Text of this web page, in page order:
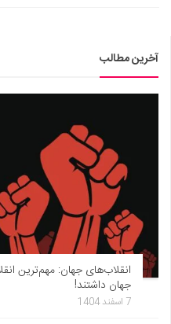
آخرین مطالب
انقلاب‌های جهان: مهم‌ترین
جهان داشتند!
7 اسفند 1404